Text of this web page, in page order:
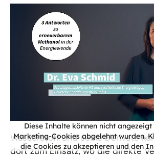
Diese Inhalte können nicht
Marketing-Cookies abgelehnt wurden.
die Cookies zu akzeptieren und den
Wasserstoff und seine Derivate
dort zum Einsatz, wo die direkte